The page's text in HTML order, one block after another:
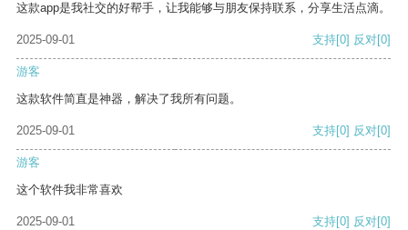
这款app是我社交的好帮手，让我能够与朋友保持联系，分享生活点滴。
2025-09-01 支持[0] 反对[0]
游客
这款软件简直是神器，解决了我所有问题。
2025-09-01 支持[0] 反对[0]
游客
这个软件我非常喜欢
2025-09-01 支持[0] 反对[0]